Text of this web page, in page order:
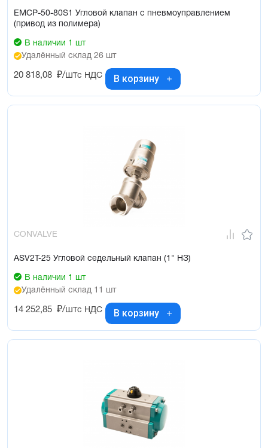
EMCP-50-80S1 Угловой клапан с пневмоуправлением
(привод из полимера)
В наличии 1 шт
Удалённый склад 26 шт
20 818,08 ₽/штс НДС В корзину
CONVALVE
ASV2T-25 Угловой седельный клапан (1" НЗ)
В наличии 1 шт
Удалённый склад 11 шт
14 252,85 ₽/штс НДС В корзину